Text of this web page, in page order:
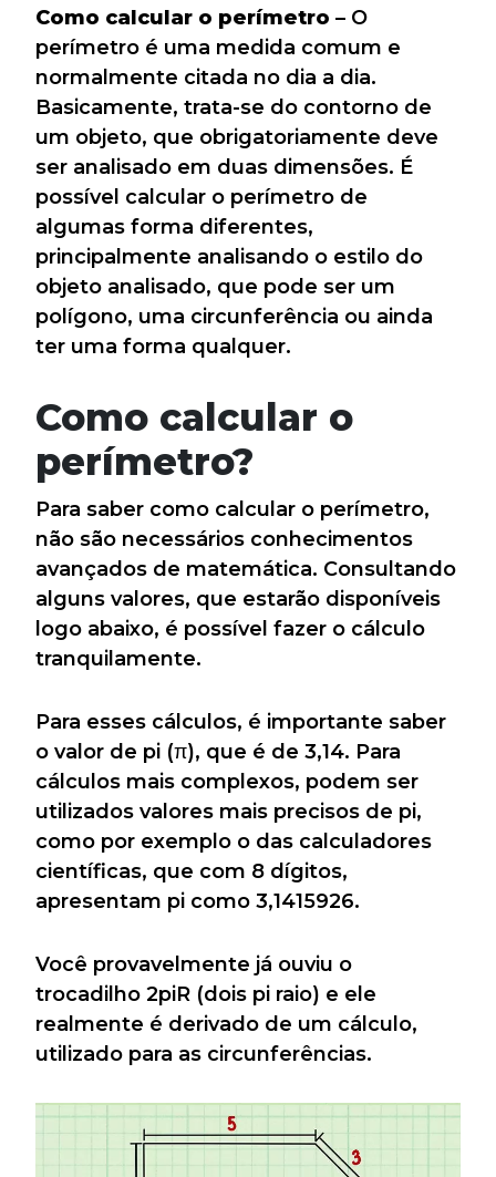
Como calcular o perímetro – O
perímetro é uma medida comum e
normalmente citada no dia a dia.
Basicamente, trata-se do contorno de
um objeto, que obrigatoriamente deve
ser analisado em duas dimensões. É
possível calcular o perímetro de
algumas forma diferentes,
principalmente analisando o estilo do
objeto analisado, que pode ser um
polígono, uma circunferência ou ainda
ter uma forma qualquer.
Como calcular o
perímetro?
Para saber como calcular o perímetro,
não são necessários conhecimentos
avançados de matemática. Consultando
alguns valores, que estarão disponíveis
logo abaixo, é possível fazer o cálculo
tranquilamente.
Para esses cálculos, é importante saber
o valor de pi (π), que é de 3,14. Para
cálculos mais complexos, podem ser
utilizados valores mais precisos de pi,
como por exemplo o das calculadores
científicas, que com 8 dígitos,
apresentam pi como 3,1415926.
Você provavelmente já ouviu o
trocadilho 2piR (dois pi raio) e ele
realmente é derivado de um cálculo,
utilizado para as circunferências.